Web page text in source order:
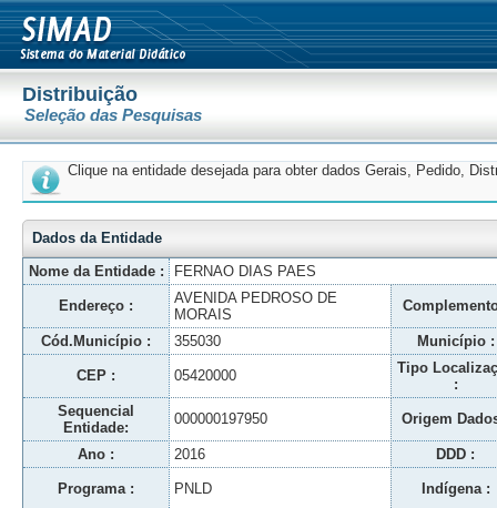
Distribuição
Seleção das Pesquisas
Clique na entidade desejada para obter dados Gerais, Pedido,
Dados da Entidade
Nome da Entidade :
FERNAO DIAS PAES
Endereço :
AVENIDA PEDROSO DE
MORAIS
Cód.Município : 355030 Município :
CEP : 05420000
Tipo
:
Sequencial
Entidade:
000000197950 Origem
Ano : 2016 DDD :
Programa : PNLD Indígena :